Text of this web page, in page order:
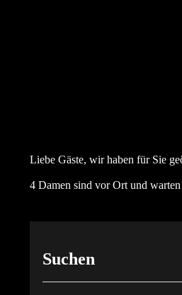
Liebe Gäste, wir haben für Sie
4 Damen sind vor Ort und
Suchen